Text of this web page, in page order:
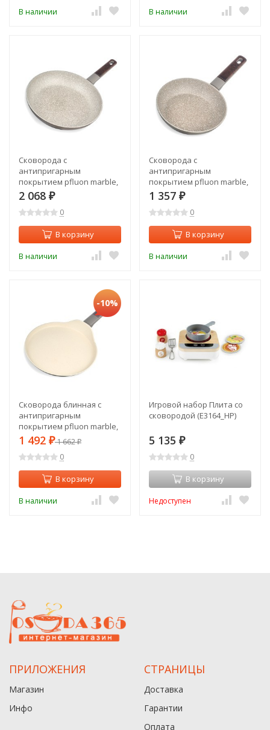
В наличии В наличии
Сковорода с
антипригарным
покрытием pfluon marble,
28*5,2 см Agness (902-113)
2 068 ₽
0
В корзину
В наличии
Сковорода с
антипригарным
покрытием pfluon marble,
20*4,5 см Agness (902-110)
1 357 ₽
0
В корзину
В наличии
-10%
Сковорода блинная с
антипригарным
покрытием pfluon marble,
24*4,3 см Agness (902-107)
1 492 ₽1 662₽
0
В корзину
В наличии
Игровой набор Плита со
сковородой (E3164_HP)
5 135 ₽
0
В корзину
Недоступен
ПРИЛОЖЕНИЯ
Магазин
Инфо
СТРАНИЦЫ
Доставка
Гарантии
Оплата